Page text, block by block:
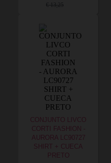
€ 13,25
CONJUNTO LIVCO
CORTI FASHION -
AURORA LC90727
SHIRT + CUECA
PRETO